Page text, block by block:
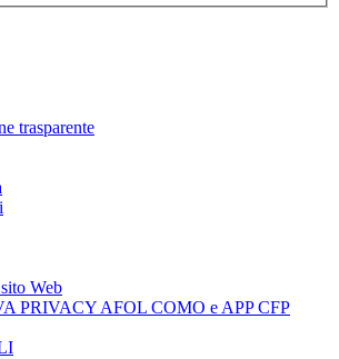
trasparente
Web
PRIVACY AFOL COMO e APP CFP